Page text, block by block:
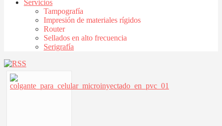
Servicios
Tampografía
Impresión de materiales rígidos
Router
Sellados en alto frecuencia
Serigrafía